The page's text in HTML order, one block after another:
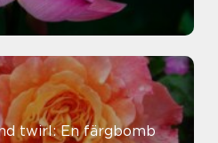
twirl: En färgbomb